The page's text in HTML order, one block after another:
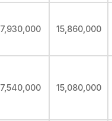
7,930,000 15,860,000
7,540,000 15,080,000